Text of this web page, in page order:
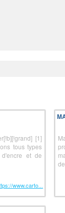
[1]
tous types
d'encre et de
www.carto...